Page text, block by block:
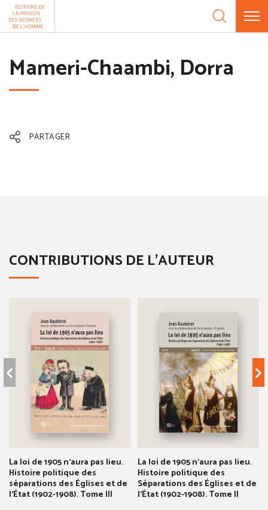
Aller au contenu
Mameri-Chaambi, Dorra
PARTAGER
CONTRIBUTIONS DE L'AUTEUR
La loi de 1905 n'aura pas lieu.
Histoire politique des
séparations des Églises et de
l'État (1902-1908). Tome III
La loi de 1905 n'aura pas lieu.
Histoire politique des
Séparations des Églises et de
l'État (1902-1908). Tome II
Panneau de gestion des cookies